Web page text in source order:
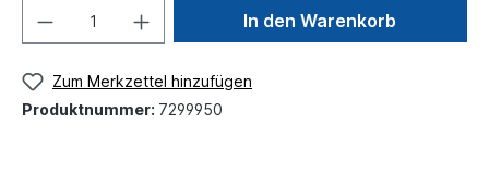
In den Warenkorb
Zum Merkzettel hinzufügen
Produktnummer: 7299950